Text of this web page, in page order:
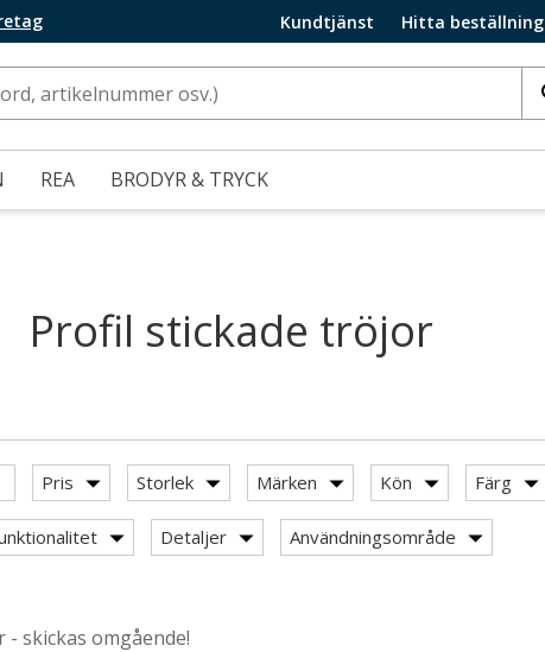
Kundtjänst Hitta beställning
REA BRODYR & TRYCK
Profil stickade tröjor
Pris Storlek Märken Kön Färg
Detaljer Användningsområde
- skickas omgående!